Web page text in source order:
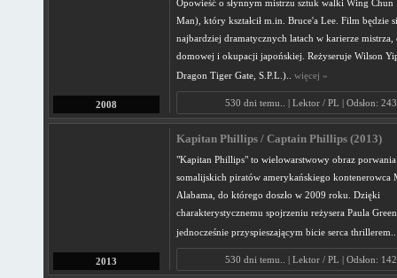
2008
Opowieść o słynnym mistrzu sztuk walki Wing
Man), który kształcił m.in. Bruce'a Lee. Film będzie
najbardziej dramatycznych latach w karierze mistrza,
domowej i okupacji japońskiej. Reżyseruje Wilson
Dragon Tiger Gate, S.P.L.).. więcej »
530 dni temu.. | Lektor / PL | Odsłon:
2013
Kapitan Phillips / Captain Phillips (2013)
"Kapitan Phillips" to wielowarstwowy obraz porwania
somalijskich piratów amerykańskiego kontenerowca
Alabama, do którego doszło w 2009 roku. Dzięki
charakterystycznemu spojrzeniu reżysera Paula
jednocześnie przyspieszającym bicie serca
530 dni temu.. | Lektor / PL | Odsłon: